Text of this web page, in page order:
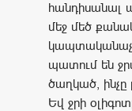
հանդիսանալ
մեջ մեծ
կապտականաչ
պատում են
ծաղկած, ինչը
Եվ ջրի